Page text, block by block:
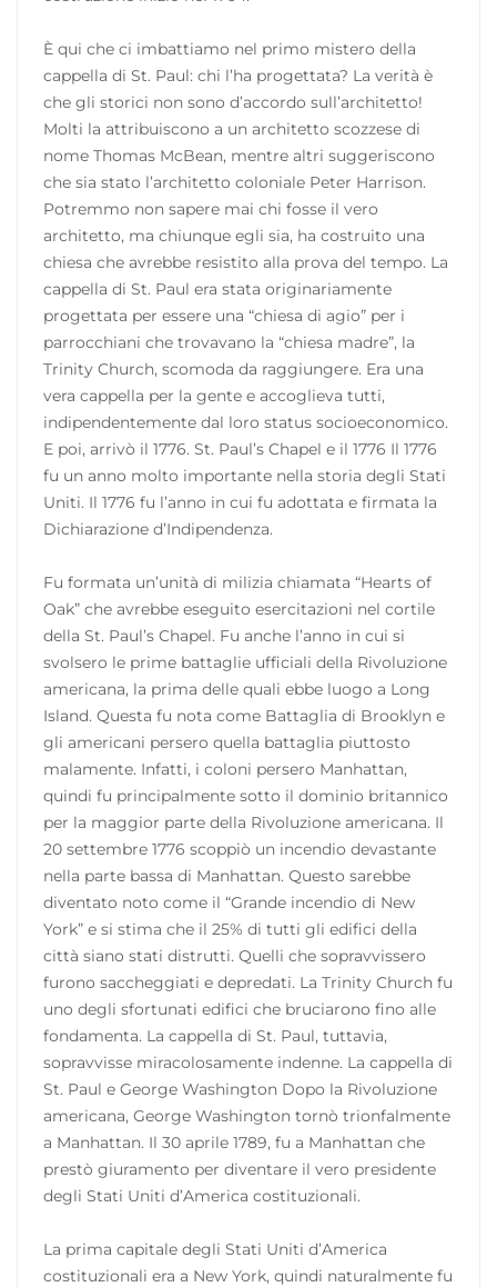
È qui che ci imbattiamo nel primo mistero della
cappella di St. Paul: chi l’ha progettata? La verità è
che gli storici non sono d’accordo sull’architetto!
Molti la attribuiscono a un architetto scozzese di
nome Thomas McBean, mentre altri suggeriscono
che sia stato l’architetto coloniale Peter Harrison.
Potremmo non sapere mai chi fosse il vero
architetto, ma chiunque egli sia, ha costruito una
chiesa che avrebbe resistito alla prova del tempo. La
cappella di St. Paul era stata originariamente
progettata per essere una “chiesa di agio” per i
parrocchiani che trovavano la “chiesa madre”, la
Trinity Church, scomoda da raggiungere. Era una
vera cappella per la gente e accoglieva tutti,
indipendentemente dal loro status socioeconomico.
E poi, arrivò il 1776. St. Paul’s Chapel e il 1776 Il 1776
fu un anno molto importante nella storia degli Stati
Uniti. Il 1776 fu l’anno in cui fu adottata e firmata la
Dichiarazione d’Indipendenza.
Fu formata un’unità di milizia chiamata “Hearts of
Oak” che avrebbe eseguito esercitazioni nel cortile
della St. Paul’s Chapel. Fu anche l’anno in cui si
svolsero le prime battaglie ufficiali della Rivoluzione
americana, la prima delle quali ebbe luogo a Long
Island. Questa fu nota come Battaglia di Brooklyn e
gli americani persero quella battaglia piuttosto
malamente. Infatti, i coloni persero Manhattan,
quindi fu principalmente sotto il dominio britannico
per la maggior parte della Rivoluzione americana. Il
20 settembre 1776 scoppiò un incendio devastante
nella parte bassa di Manhattan. Questo sarebbe
diventato noto come il “Grande incendio di New
York” e si stima che il 25% di tutti gli edifici della
città siano stati distrutti. Quelli che sopravvissero
furono saccheggiati e depredati. La Trinity Church fu
uno degli sfortunati edifici che bruciarono fino alle
fondamenta. La cappella di St. Paul, tuttavia,
sopravvisse miracolosamente indenne. La cappella di
St. Paul e George Washington Dopo la Rivoluzione
americana, George Washington tornò trionfalmente
a Manhattan. Il 30 aprile 1789, fu a Manhattan che
prestò giuramento per diventare il vero presidente
degli Stati Uniti d’America costituzionali.
La prima capitale degli Stati Uniti d’America
costituzionali era a New York, quindi naturalmente fu